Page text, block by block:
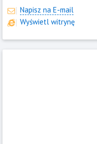
Napisz na E-mail
Wyświetl witrynę